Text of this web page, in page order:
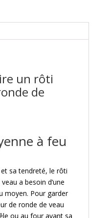
un rôti
de
à feu
sa tendreté, le rôti
a besoin d’une
moyen. Pour garder
de ronde de veau
ou au four avant sa